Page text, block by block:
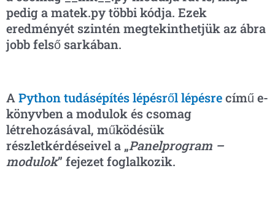
pedig a matek.py többi kódja. Ezek
eredményét szintén megtekinthetjük az ábra
jobb felső sarkában.
APython tudásépítés lépésről lépésrecímű e-
könyvben a modulok és csomag
létrehozásával, működésük
részletkérdéseivel a „Panelprogram –
modulok” fejezet foglalkozik.